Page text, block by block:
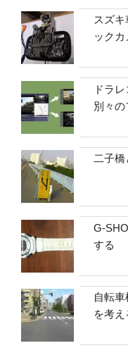
スズ
ック
ドラ
別々
二子橋
G-
する
自転
を考え